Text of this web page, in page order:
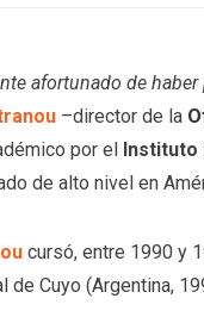
afortunado de
–director de la
por el Instituto
de alto nivel en
cursó, entre 1990 y
de Cuyo (Argentina,